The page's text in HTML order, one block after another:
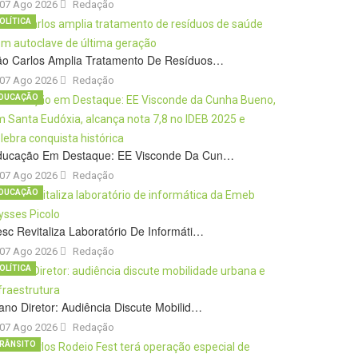
07 Ago 2026 Redação
Carlos Amplia Tratamento De Resíduos…
07 Ago 2026 Redação
Em Destaque: EE Visconde Da Cun…
07 Ago 2026 Redação
Revitaliza Laboratório De Informáti…
07 Ago 2026 Redação
Diretor: Audiência Discute Mobilid…
07 Ago 2026 Redação